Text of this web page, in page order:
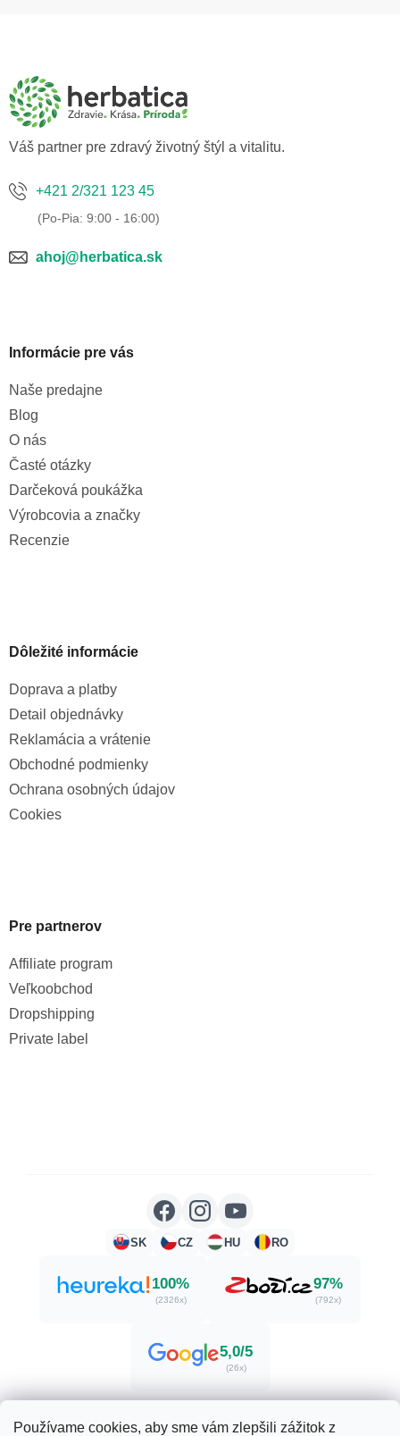
Používame cookies, aby sme vám zlepšili zážitok z
p
r
Váš partner pre zdravý životný štýl a vitalitu.
+421 2/321 123 45
ahoj@herbatica.sk
Informácie pre vás
Naše predajne
Blog
O nás
Časté otázky
Darčeková poukážka
Výrobcovia a značky
Recenzie
Dôležité informácie
Doprava a platby
Detail objednávky
Reklamácia a vrátenie
Obchodné podmienky
Ochrana osobných údajov
Cookies
Pre partnerov
Affiliate program
Veľkoobchod
Dropshipping
Private label
SK CZ HU RO
100%
(2326x)
97%
(792x)
5,0/5
(26x)